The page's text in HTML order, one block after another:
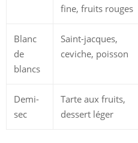
fine, fruits rouges
Blanc
de
blancs
Saint-jacques,
ceviche, poisson
Demi-
sec
Tarte aux fruits,
dessert léger